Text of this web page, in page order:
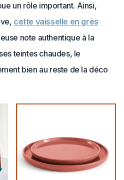
un rôle important. Ainsi,
cette vaisselle en grès
note authentique à la
teintes chaudes, le
bien au reste de la déco